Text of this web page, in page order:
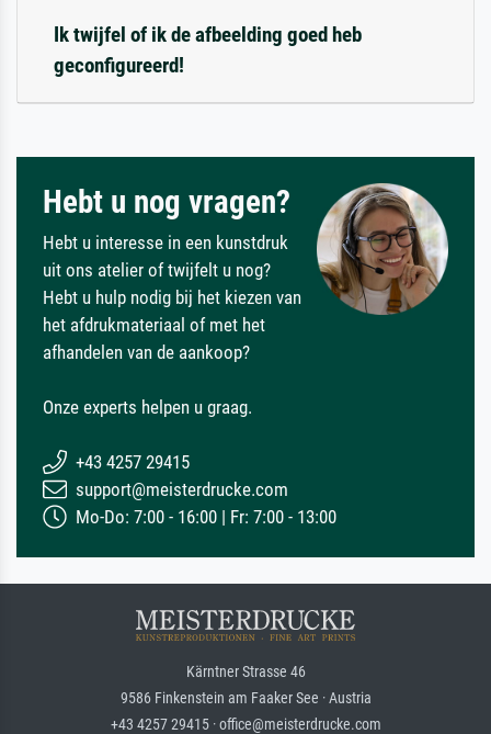
Ik twijfel of ik de afbeelding goed heb
geconfigureerd!
Hebt u nog vragen?
Hebt u interesse in een kunstdruk
uit ons atelier of twijfelt u nog?
Hebt u hulp nodig bij het kiezen van
het afdrukmateriaal of met het
afhandelen van de aankoop?
Onze experts helpen u graag.
+43 4257 29415
support@meisterdrucke.com
Mo-Do: 7:00 - 16:00 | Fr: 7:00 - 13:00
Kärntner Strasse 46
9586 Finkenstein am Faaker See · Austria
+43 4257 29415 · office@meisterdrucke.com